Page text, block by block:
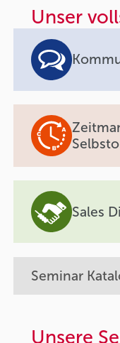
Unser
Sales
Seminar
Unsere